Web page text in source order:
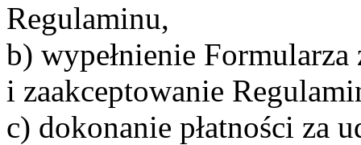
Regulaminu,
b) wypełnienie Formularza
i zaakceptowanie
c) dokonanie płatności za